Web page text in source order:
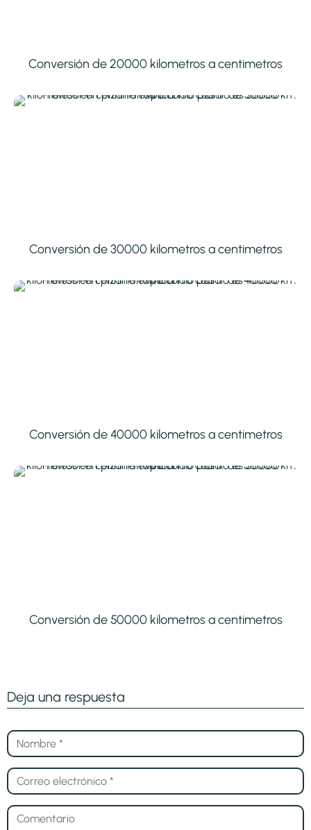
Conversión de 20000 kilometros a centimetros
Conversión de 30000 kilometros a centimetros
Conversión de 40000 kilometros a centimetros
Conversión de 50000 kilometros a centimetros
Deja una respuesta